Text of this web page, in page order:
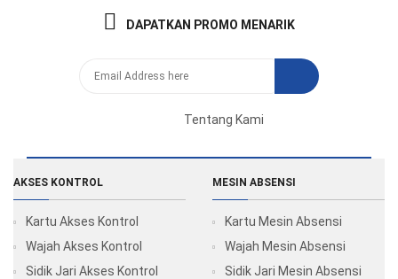
DAPATKAN PROMO MENARIK
Tentang Kami
AKSES KONTROL
Kartu Akses Kontrol
Wajah Akses Kontrol
Sidik Jari Akses Kontrol
MESIN ABSENSI
Kartu Mesin Absensi
Wajah Mesin Absensi
Sidik Jari Mesin Absensi